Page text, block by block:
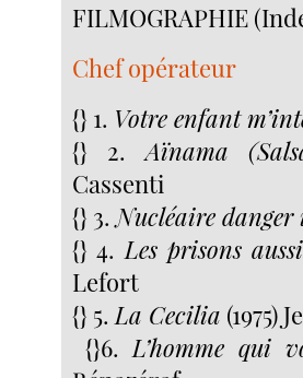
FILMOGRAPHIE
Chef opérateur
{} 1. Votre enfant
{} 2.Aïnama
Cassenti
{} 3.Nucléaire
{} 4. Les prisons
Lefort
{} 5. La Cecilia (1975)
{}6. L’homme qui